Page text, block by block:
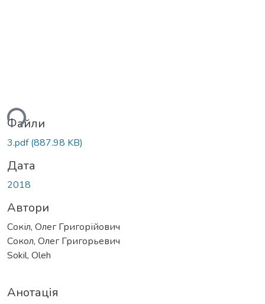
Файли
3.pdf(887.98 KB)
Дата
2018
Автори
Сокіл, Олег Григорійович
Сокол, Олег Григорьевич
Sokil, Oleh
Анотація